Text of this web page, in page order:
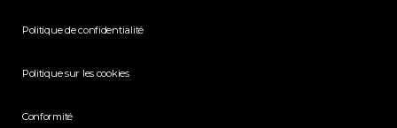
Politique de confidentialité
Politique sur les cookies
Conformité